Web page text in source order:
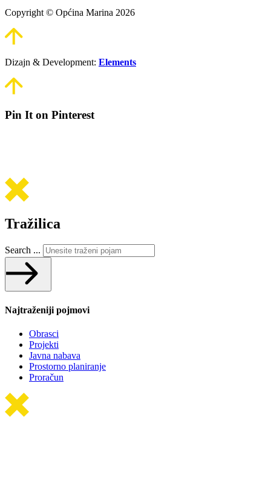
Copyright © Općina Marina 2026
Dizajn & Development: Elements
Pin It on Pinterest
Tražilica
Search ...
Najtraženiji pojmovi
Obrasci
Projekti
Javna nabava
Prostorno planiranje
Proračun